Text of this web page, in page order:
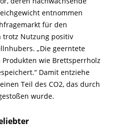
entnommen
für den
trotz Nutzung positiv
„Die geerntete
wie Brettsperrholz
Damit entziehe
Teil des CO2, das durch
wurde.